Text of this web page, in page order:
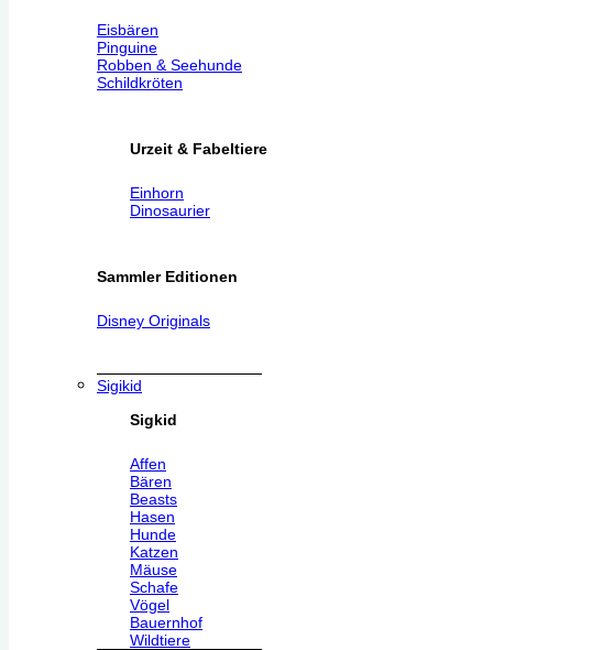
Eisbären
Pinguine
Robben & Seehunde
Schildkröten
Urzeit & Fabeltiere
Einhorn
Dinosaurier
Sammler Editionen
Disney Originals
Sigikid
Sigkid
Affen
Bären
Beasts
Hasen
Hunde
Katzen
Mäuse
Schafe
Vögel
Bauernhof
Wildtiere